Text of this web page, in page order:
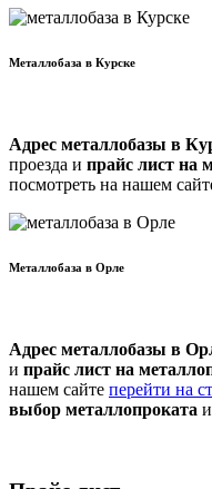
Металлобаза в Курске
Адрес металлобазы в
проезда и прайс лист на
посмотреть на нашем
Металлобаза в Орле
Адрес металлобазы в
и прайс лист на
нашем сайте перейти на
выбор металлопроката